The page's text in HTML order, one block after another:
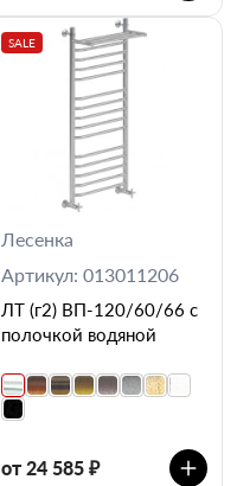
SALE
Лесенка
Артикул: 013011206
ЛТ (г2) ВП-120/60/66 с
полочкой водяной
от 24 585 ₽